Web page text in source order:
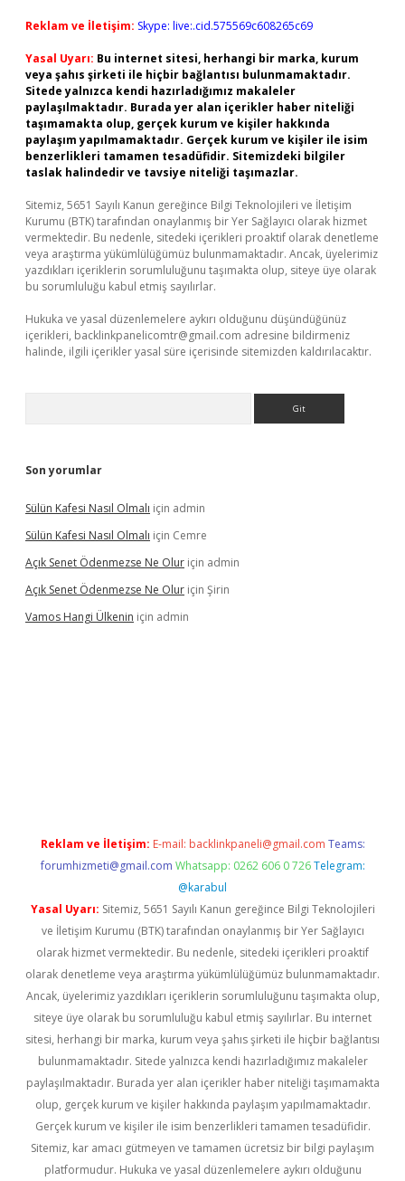
Reklam ve İletişim: Skype: live:.cid.575569c608265c69
Yasal Uyarı: Bu internet sitesi, herhangi bir marka, kurum
veya şahıs şirketi ile hiçbir bağlantısı bulunmamaktadır.
Sitede yalnızca kendi hazırladığımız makaleler
paylaşılmaktadır. Burada yer alan içerikler haber niteliği
taşımamakta olup, gerçek kurum ve kişiler hakkında
paylaşım yapılmamaktadır. Gerçek kurum ve kişiler ile isim
benzerlikleri tamamen tesadüfidir. Sitemizdeki bilgiler
taslak halindedir ve tavsiye niteliği taşımazlar.
Sitemiz, 5651 Sayılı Kanun gereğince Bilgi Teknolojileri ve İletişim
Kurumu (BTK) tarafından onaylanmış bir Yer Sağlayıcı olarak hizmet
vermektedir. Bu nedenle, sitedeki içerikleri proaktif olarak denetleme
veya araştırma yükümlülüğümüz bulunmamaktadır. Ancak, üyelerimiz
yazdıkları içeriklerin sorumluluğunu taşımakta olup, siteye üye olarak
bu sorumluluğu kabul etmiş sayılırlar.
Hukuka ve yasal düzenlemelere aykırı olduğunu düşündüğünüz
içerikleri, backlinkpanelicomtr@gmail.com adresine bildirmeniz
halinde, ilgili içerikler yasal süre içerisinde sitemizden kaldırılacaktır.
Son yorumlar
Sülün Kafesi Nasıl Olmalı için admin
Sülün Kafesi Nasıl Olmalı için Cemre
Açık Senet Ödenmezse Ne Olur için admin
Açık Senet Ödenmezse Ne Olur için Şirin
Vamos Hangi Ülkenin için admin
Reklam ve İletişim: E-mail: backlinkpaneli@gmail.com Teams:
forumhizmeti@gmail.com Whatsapp: 0262 606 0 726 Telegram:
@karabul
Yasal Uyarı: Sitemiz, 5651 Sayılı Kanun gereğince Bilgi Teknolojileri
ve İletişim Kurumu (BTK) tarafından onaylanmış bir Yer Sağlayıcı
olarak hizmet vermektedir. Bu nedenle, sitedeki içerikleri proaktif
olarak denetleme veya araştırma yükümlülüğümüz bulunmamaktadır.
Ancak, üyelerimiz yazdıkları içeriklerin sorumluluğunu taşımakta olup,
siteye üye olarak bu sorumluluğu kabul etmiş sayılırlar. Bu internet
sitesi, herhangi bir marka, kurum veya şahıs şirketi ile hiçbir bağlantısı
bulunmamaktadır. Sitede yalnızca kendi hazırladığımız makaleler
paylaşılmaktadır. Burada yer alan içerikler haber niteliği taşımamakta
olup, gerçek kurum ve kişiler hakkında paylaşım yapılmamaktadır.
Gerçek kurum ve kişiler ile isim benzerlikleri tamamen tesadüfidir.
Sitemiz, kar amacı gütmeyen ve tamamen ücretsiz bir bilgi paylaşım
platformudur. Hukuka ve yasal düzenlemelere aykırı olduğunu